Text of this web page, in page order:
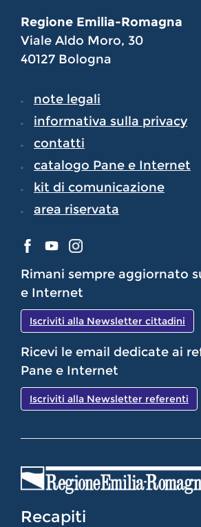
Regione Emilia-Romagna
Viale Aldo Moro, 30
40127 Bologna
note legali
informativa sulla privacy
contatti
catalogo Pane e Internet
kit di comunicazione
area riservata
Rimani sempre aggiornato
e Internet
Iscriviti alla Newsletter cittadini
Ricevi le email dedicate ai
Pane e Internet
Iscriviti alla Newsletter referenti
Recapiti